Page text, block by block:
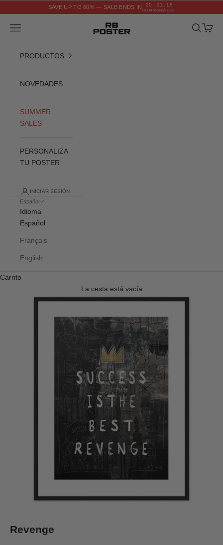
SAVE UP TO 60% — SALE ENDS IN 20
HOURS
: 21
MINS
: 18
SECS
RB POSTER
Menú Buscar
Cesta
PRODUCTOS
NOVEDADES
SUMMER
SALES
PERSONALIZA
TU POSTER
INICIAR SESIÓN
Español
Idioma
Español
Français
English
Carrito
La cesta está vacía
Revenge